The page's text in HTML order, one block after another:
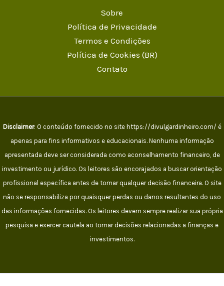
Sobre
Política de Privacidade
Termos e Condições
Política de Cookies (BR)
Contato
Disclaimer: O conteúdo fornecido no site https://divulgardinheiro.com/ é
apenas para fins informativos e educacionais. Nenhuma informação
apresentada deve ser considerada como aconselhamento financeiro, de
investimento ou jurídico. Os leitores são encorajados a buscar orientação
profissional específica antes de tomar qualquer decisão financeira. O site
não se responsabiliza por quaisquer perdas ou danos resultantes do uso
das informações fornecidas. Os leitores devem sempre realizar sua própria
pesquisa e exercer cautela ao tomar decisões relacionadas a finanças e
investimentos.